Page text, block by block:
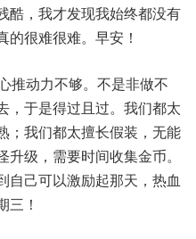
酷，我才发现我始终都没有
很难很难。早安！
推动力不够。不是非做不
，于是得过且过。我们都太
；我们都太擅长假装，无能
级，需要时间收集金币。
自己可以激励起那天，热血
三！